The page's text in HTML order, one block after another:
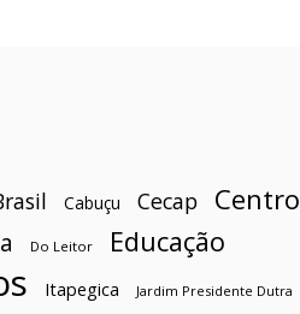
Cabuçu Cecap Centro
Do Leitor Educação
Itapegica Jardim Presidente Dutra